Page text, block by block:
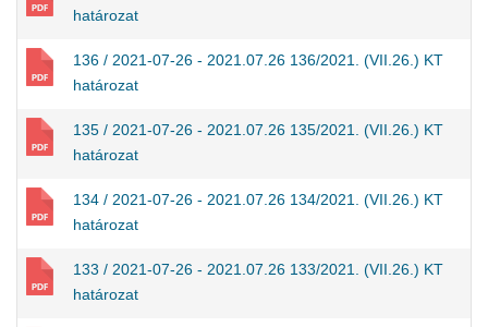
határozat
136 / 2021-07-26 - 2021.07.26 136/2021. (VII.26.) KT
határozat
135 / 2021-07-26 - 2021.07.26 135/2021. (VII.26.) KT
határozat
134 / 2021-07-26 - 2021.07.26 134/2021. (VII.26.) KT
határozat
133 / 2021-07-26 - 2021.07.26 133/2021. (VII.26.) KT
határozat